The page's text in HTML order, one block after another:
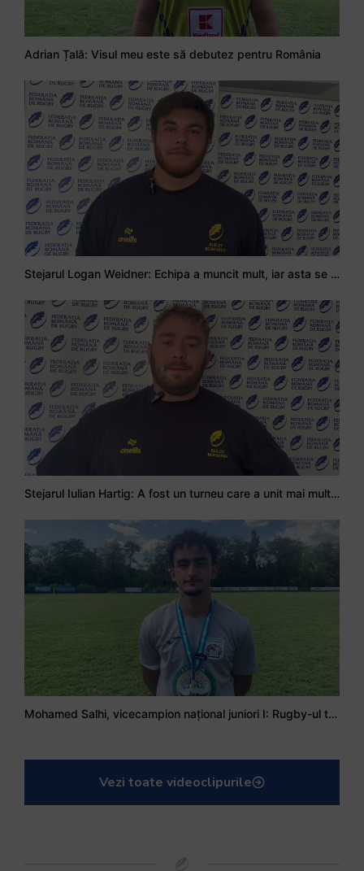
Adrian Țală: Visul meu este să debutez pentru România
Stejarul Logan Weidner: Echipa a muncit mult, iar asta se va vedea în meciurile de la Nations Cup
Stejarul Iulian Hartig: A fost un turneu care a unit mai mult echipa
Mohamed Salhi, vicecampion național juniori I: Rugby-ul te învață să accepți și înfrângerile
Vezi toate videoclipurile